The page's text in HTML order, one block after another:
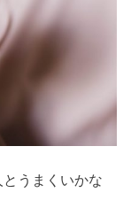
うまくいかな